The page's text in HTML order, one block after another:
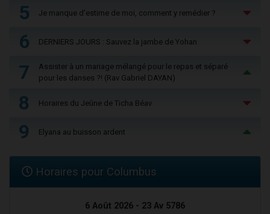
5 Je manque d'estime de moi, comment y remédier ?
6 DERNIERS JOURS : Sauvez la jambe de Yohan
7
Assister à un mariage mélangé pour le repas et séparé
pour les danses ?! (Rav Gabriel DAYAN)
8 Horaires du Jeûne de Ticha Béav
9 Elyana au buisson ardent
Horaires pour Columbus
6 Août 2026 - 23 Av 5786